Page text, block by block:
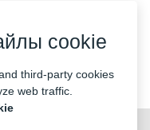
cookie
third-party cookies
web traffic.